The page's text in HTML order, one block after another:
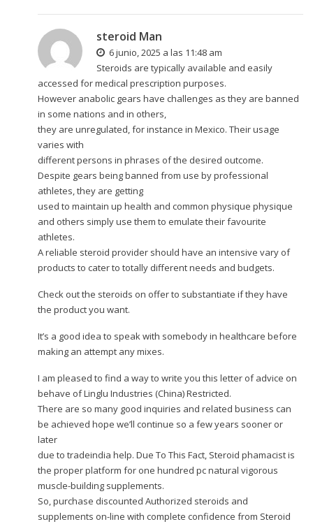
steroid Man
6 junio, 2025 a las 11:48 am
Steroids are typically available and easily
accessed for medical prescription purposes.
However anabolic gears have challenges as they are banned
in some nations and in others,
they are unregulated, for instance in Mexico. Their usage
varies with
different persons in phrases of the desired outcome.
Despite gears being banned from use by professional
athletes, they are getting
used to maintain up health and common physique physique
and others simply use them to emulate their favourite
athletes.
A reliable steroid provider should have an intensive vary of
products to cater to totally different needs and budgets.
Check out the steroids on offer to substantiate if they have
the product you want.
It’s a good idea to speak with somebody in healthcare before
making an attempt any mixes.
I am pleased to find a way to write you this letter of advice on
behave of Linglu Industries (China) Restricted.
There are so many good inquiries and related business can
be achieved hope we’ll continue so a few years sooner or
later
due to tradeindia help. Due To This Fact, Steroid phamacist is
the proper platform for one hundred pc natural vigorous
muscle-building supplements.
So, purchase discounted Authorized steroids and
supplements on-line with complete confidence from Steroid